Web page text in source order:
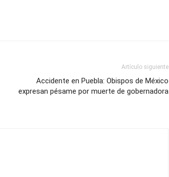
Artículo siguiente
Accidente en Puebla: Obispos de México
expresan pésame por muerte de gobernadora